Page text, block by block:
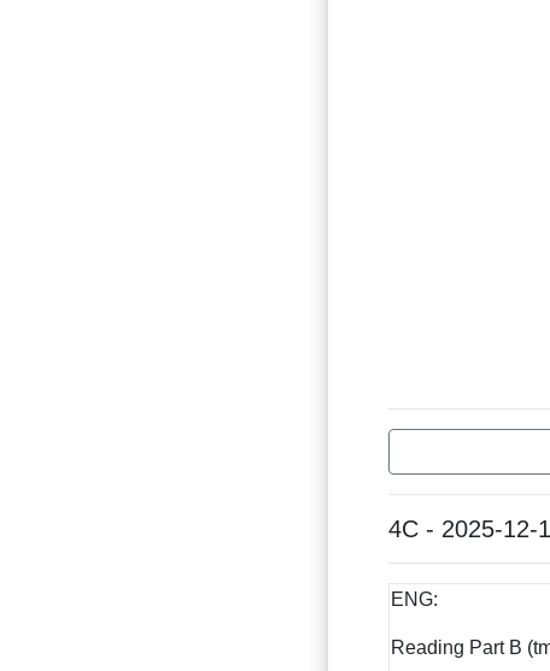
4C - 2025-12-
ENG:
Reading Part B